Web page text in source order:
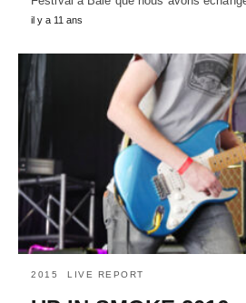
il y a 11 ans
2015 LIVE REPORT